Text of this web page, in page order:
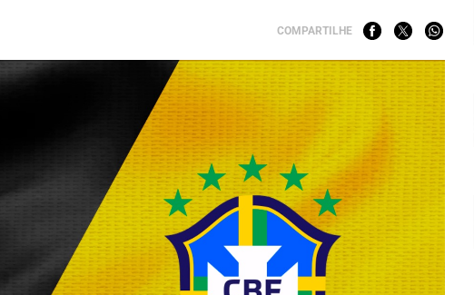
COMPARTILHE